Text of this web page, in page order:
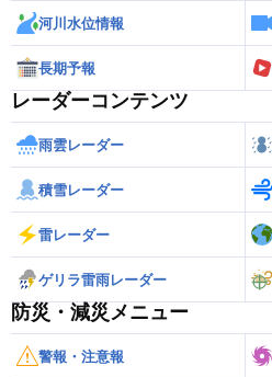
河川水位情報
長期予報
レーダーコンテンツ
雨雲レーダー
積雪レーダー
雷レーダー
ゲリラ雷雨レーダー
防災・減災メニュー
警報・注意報